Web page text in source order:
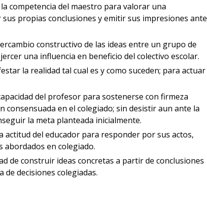
la competencia del maestro para valorar una
propias conclusiones y emitir sus impresiones ante
constructivo de las ideas entre un grupo de
una influencia en beneficio del colectivo escolar.
la realidad tal cual es y como suceden; para actuar
del profesor para sostenerse con firmeza
consensuada en el colegiado; sin desistir aun ante la
la meta planteada inicialmente.
actitud del educador para responder por sus actos,
en colegiado.
de construir ideas concretas a partir de conclusiones
de decisiones colegiadas.